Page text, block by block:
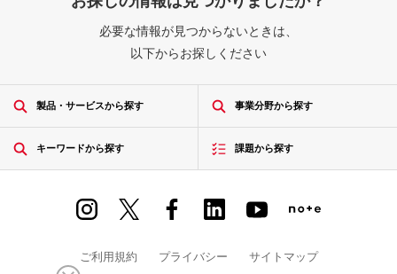
必要な情報が見つからないときは、
以下からお探しください
製品・サービスから探す 事業分野から探す
キーワードから探す 課題から探す
ご利用規約 プライバシー サイトマップ